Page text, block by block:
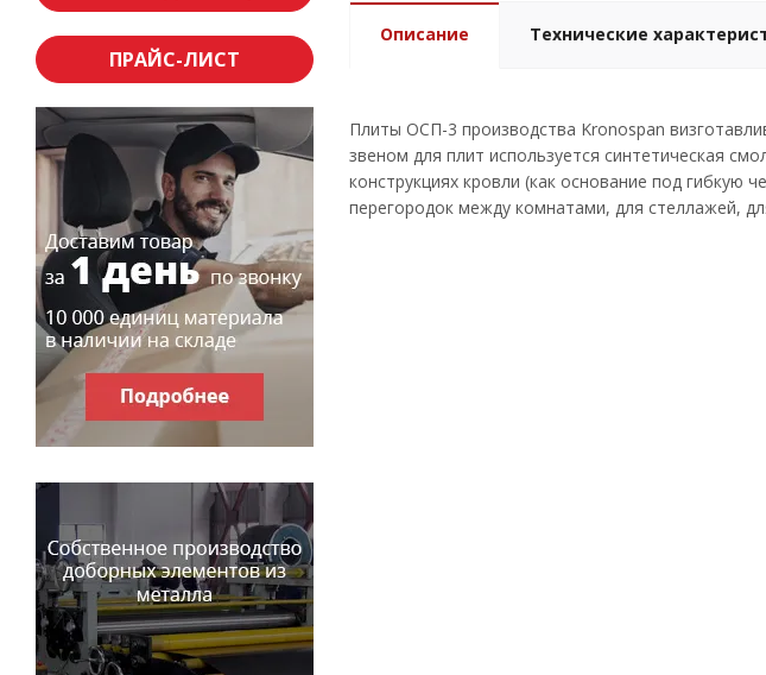
Описание Технические
Плиты ОСП-3 производства Kronospan
звеном для плит используется синтетическая
конструкциях кровли (как основание под гибкую
перегородок между комнатами, для стеллажей,
ПРАЙС-ЛИСТ